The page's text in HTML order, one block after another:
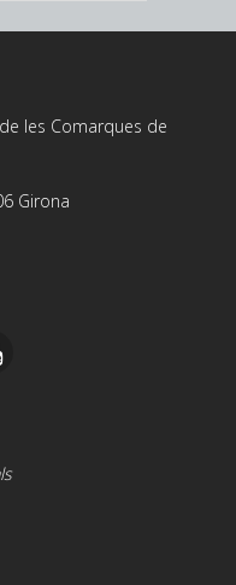
les Comarques de
Girona